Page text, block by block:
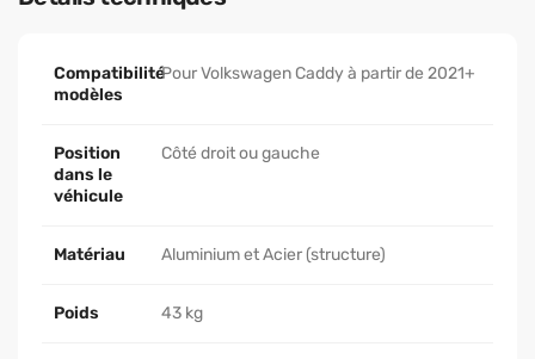
Compatibilité
modèles
Pour Volkswagen Caddy à partir de 2021+
Position
dans le
véhicule
Côté droit ou gauche
Matériau Aluminium et Acier (structure)
Poids 43 kg